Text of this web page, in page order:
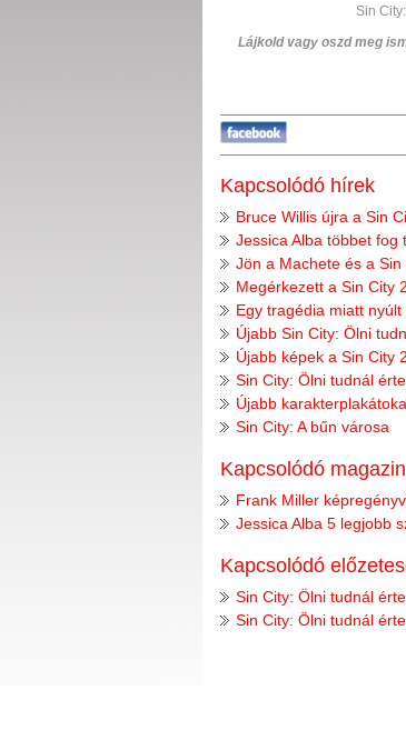
Sin
Lájkold vagy oszd meg
Kapcsolódó hírek
Bruce Willis újra a Sin
Jessica Alba többet fog
Jön a Machete és a Sin
Megérkezett a Sin City
Egy tragédia miatt
Újabb Sin City: Ölni
Újabb képek a Sin City
Sin City: Ölni tudnál
Újabb
Sin City: A bűn városa
Kapcsolódó
Frank Miller
Jessica Alba 5 legjobb
Kapcsolódó
Sin City: Ölni tudnál
Sin City: Ölni tudnál